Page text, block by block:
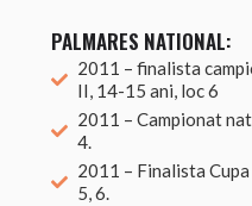
PALMARES NATIONAL:
2011 – finalista
II, 14-15 ani, loc 6
2011 – Campionat
4.
2011 – Finalista
5, 6.